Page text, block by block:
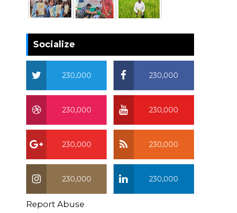
Socialize
230,000
230,000
230,000
230,000
230,000
230,000
230,000
230,000
Report Abuse